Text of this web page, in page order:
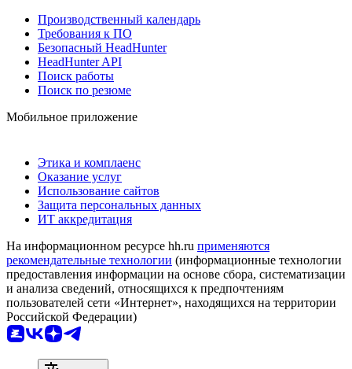
Производственный календарь
Требования к ПО
Безопасный HeadHunter
HeadHunter API
Поиск работы
Поиск по резюме
Мобильное приложение
Этика и комплаенс
Оказание услуг
Использование сайтов
Защита персональных данных
ИТ аккредитация
На информационном ресурсе hh.ru применяются
рекомендательные технологии (информационные технологии
предоставления информации на основе сбора, систематизации
и анализа сведений, относящихся к предпочтениям
пользователей сети «Интернет», находящихся на территории
Российской Федерации)